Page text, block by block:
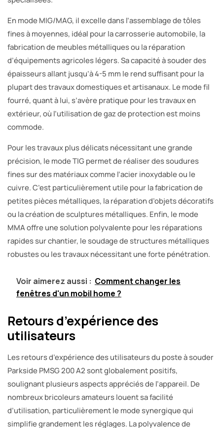
En mode MIG/MAG, il excelle dans l’assemblage de tôles
fines à moyennes, idéal pour la carrosserie automobile, la
fabrication de meubles métalliques ou la réparation
d’équipements agricoles légers. Sa capacité à souder des
épaisseurs allant jusqu’à 4-5 mm le rend suffisant pour la
plupart des travaux domestiques et artisanaux. Le mode fil
fourré, quant à lui, s’avère pratique pour les travaux en
extérieur, où l’utilisation de gaz de protection est moins
commode.
Pour les travaux plus délicats nécessitant une grande
précision, le mode TIG permet de réaliser des soudures
fines sur des matériaux comme l’acier inoxydable ou le
cuivre. C’est particulièrement utile pour la fabrication de
petites pièces métalliques, la réparation d’objets décoratifs
ou la création de sculptures métalliques. Enfin, le mode
MMA offre une solution polyvalente pour les réparations
rapides sur chantier, le soudage de structures métalliques
robustes ou les travaux nécessitant une forte pénétration.
Voir aimerez aussi : Comment changer les
fenêtres d'un mobil home ?
Retours d’expérience des
utilisateurs
Les retours d’expérience des utilisateurs du poste à souder
Parkside PMSG 200 A2 sont globalement positifs,
soulignant plusieurs aspects appréciés de l’appareil. De
nombreux bricoleurs amateurs louent sa facilité
d’utilisation, particulièrement le mode synergique qui
simplifie grandement les réglages. La polyvalence de